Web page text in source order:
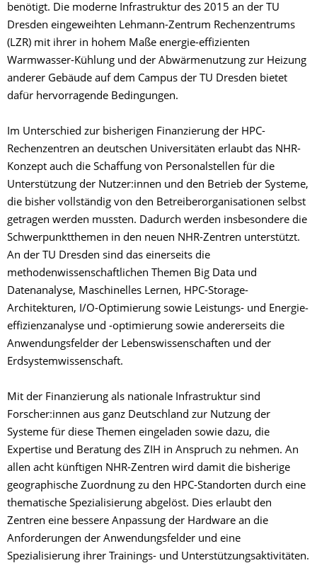
benötigt. Die moderne Infrastruktur des 2015 an der TU
Dresden eingeweihten Lehmann-Zentrum Rechenzentrums
(LZR) mit ihrer in hohem Maße energie-effizienten
Warmwasser-Kühlung und der Abwärmenutzung zur Heizung
anderer Gebäude auf dem Campus der TU Dresden bietet
dafür hervorragende Bedingungen.
Im Unterschied zur bisherigen Finanzierung der HPC-
Rechenzentren an deutschen Universitäten erlaubt das NHR-
Konzept auch die Schaffung von Personalstellen für die
Unterstützung der Nutzer:innen und den Betrieb der Systeme,
die bisher vollständig von den Betreiberorganisationen selbst
getragen werden mussten. Dadurch werden insbesondere die
Schwerpunktthemen in den neuen NHR-Zentren unterstützt.
An der TU Dresden sind das einerseits die
methodenwissenschaftlichen Themen Big Data und
Datenanalyse, Maschinelles Lernen, HPC-Storage-
Architekturen, I/O-Optimierung sowie Leistungs- und Energie­
effizienzanalyse und -optimierung sowie andererseits die
Anwendungsfelder der Lebenswissenschaften und der
Erdsystemwissenschaft.
Mit der Finanzierung als nationale Infrastruktur sind
Forscher:innen aus ganz Deutschland zur Nutzung der
Systeme für diese Themen eingeladen sowie dazu, die
Expertise und Beratung des ZIH in Anspruch zu nehmen. An
allen acht künftigen NHR-Zentren wird damit die bisherige
geographische Zuordnung zu den HPC-Standorten durch eine
thematische Spezialisierung abgelöst. Dies erlaubt den
Zentren eine bessere Anpassung der Hardware an die
Anforderungen der Anwendungsfelder und eine
Spezialisierung ihrer Trainings- und Unterstützungsaktivitäten.